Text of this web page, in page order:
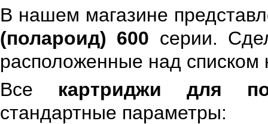
В нашем магазине
(полароид) 600 серии.
расположенные над списком
Все картриджи для
стандартные параметры: